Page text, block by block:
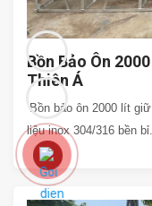
Bồn Bảo Ôn
Thiên Á
Bồn bảo ôn 2000 lít
liệu inox 304/316 bền